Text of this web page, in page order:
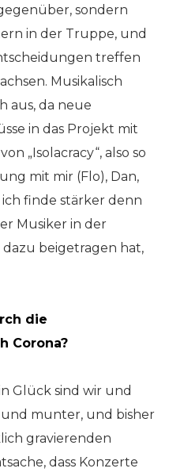
sondern
in der Truppe, und
treffen
Musikalisch
aus, da neue
in das Projekt mit
„Isolacracy“, also so
mit mir (Flo), Dan,
finde stärker denn
Musiker in der
dazu beigetragen hat,
die
Corona?
Glück sind wir und
munter, und bisher
gravierenden
dass Konzerte